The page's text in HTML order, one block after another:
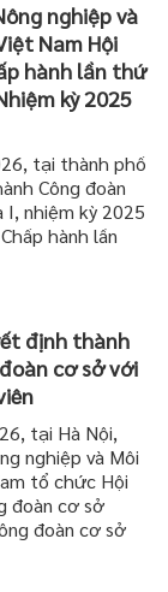
nghiệp và
Nam Hội
hành lần thứ
kỳ 2025
tại thành phố
Công đoàn
nhiệm kỳ 2025
hành lần
định thành
cơ sở với
tại Hà Nội,
nghiệp và Môi
tổ chức Hội
đoàn cơ sở
đoàn cơ sở